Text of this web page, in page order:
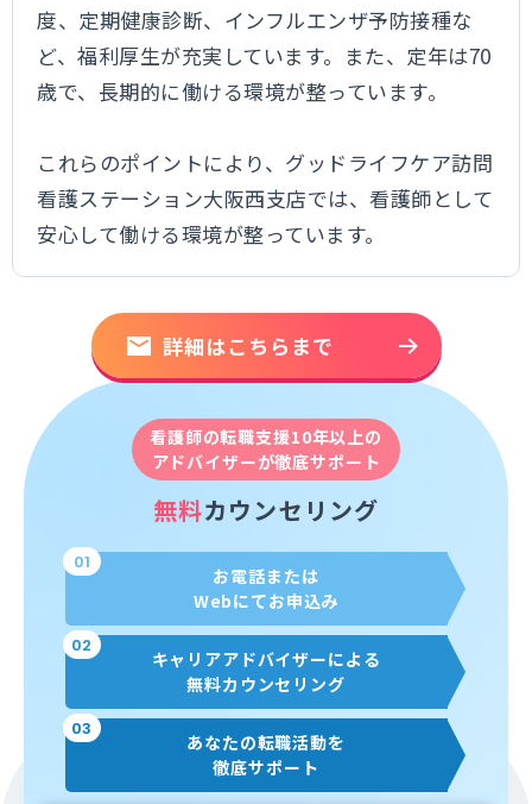
度、定期健康診断、インフルエンザ予防接種な
ど、福利厚生が充実しています。また、定年は70
歳で、長期的に働ける環境が整っています。
これらのポイントにより、グッドライフケア訪問
看護ステーション大阪西支店では、看護師として
安心して働ける環境が整っています。
詳細はこちらまで
看護師の転職支援10年以上の
アドバイザーが徹底サポート
無料カウンセリング
01
お電話または
Webにてお申込み
02
キャリアアドバイザーによる
無料カウンセリング
03
あなたの転職活動を
徹底サポート